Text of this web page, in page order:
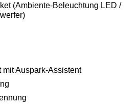
(Ambiente-Beleuchtung LED /
Auspark-Assistent